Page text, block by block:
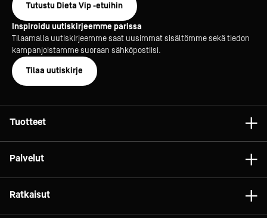
Tutustu Dieta Vip -etuihin
Inspiroidu uutiskirjeemme parissa
Tilaamalla uutiskirjeemme saat uusimmat sisältömme sekä tiedon
kampanjoistamme suoraan sähköpostiisi.
Tilaa uutiskirje
Tuotteet
Tarvikkeet
Vaunut ja kalusteet
Palvelut
Konsultointi
Ratkaisut